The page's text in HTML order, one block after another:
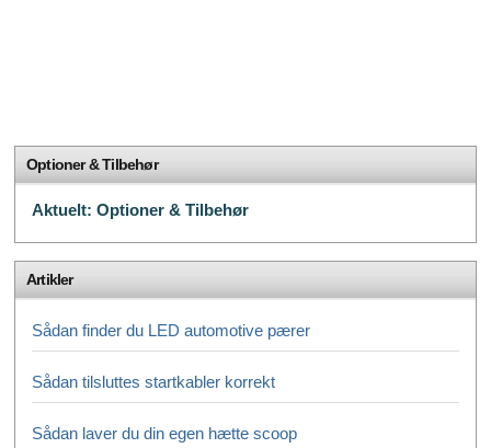
Optioner & Tilbehør
Aktuelt: Optioner & Tilbehør
Artikler
Sådan finder du LED automotive pærer
Sådan tilsluttes startkabler korrekt
Sådan laver du din egen hætte scoop